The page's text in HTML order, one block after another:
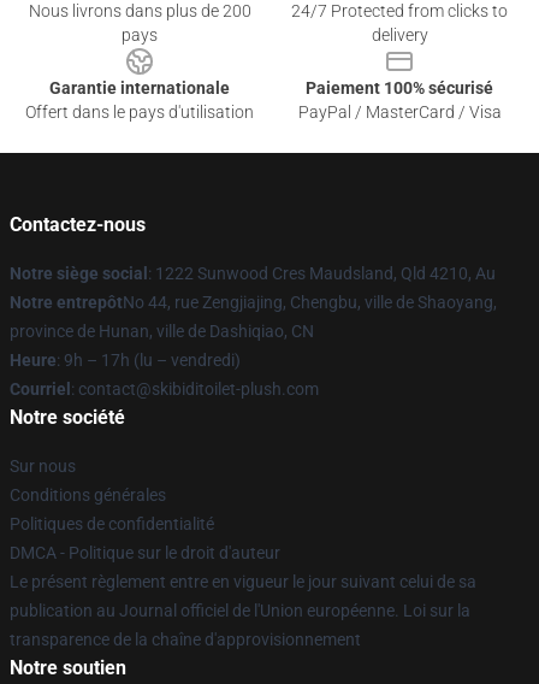
Nous livrons dans plus de 200
pays
24/7 Protected from clicks to
delivery
Garantie internationale
Offert dans le pays d'utilisation
Paiement 100% sécurisé
PayPal / MasterCard / Visa
Contactez-nous
Notre siège social : 1222 Sunwood Cres Maudsland, Qld 4210, Au
Notre entrepôtNo 44, rue Zengjiajing, Chengbu, ville de Shaoyang,
province de Hunan, ville de Dashiqiao, CN
Heure: 9h – 17h (lu – vendredi)
Courriel : contact@skibiditoilet-plush.com
Notre société
Sur nous
Conditions générales
Politiques de confidentialité
DMCA - Politique sur le droit d'auteur
Le présent règlement entre en vigueur le jour suivant celui de sa
publication au Journal officiel de l'Union européenne. Loi sur la
transparence de la chaîne d'approvisionnement
Notre soutien